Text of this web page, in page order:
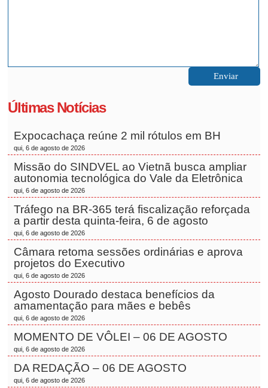
Últimas Notícias
Expocachaça reúne 2 mil rótulos em BH
qui, 6 de agosto de 2026
Missão do SINDVEL ao Vietnã busca ampliar
autonomia tecnológica do Vale da Eletrônica
qui, 6 de agosto de 2026
Tráfego na BR-365 terá fiscalização reforçada
a partir desta quinta-feira, 6 de agosto
qui, 6 de agosto de 2026
Câmara retoma sessões ordinárias e aprova
projetos do Executivo
qui, 6 de agosto de 2026
Agosto Dourado destaca benefícios da
amamentação para mães e bebês
qui, 6 de agosto de 2026
MOMENTO DE VÔLEI – 06 DE AGOSTO
qui, 6 de agosto de 2026
DA REDAÇÃO – 06 DE AGOSTO
qui, 6 de agosto de 2026